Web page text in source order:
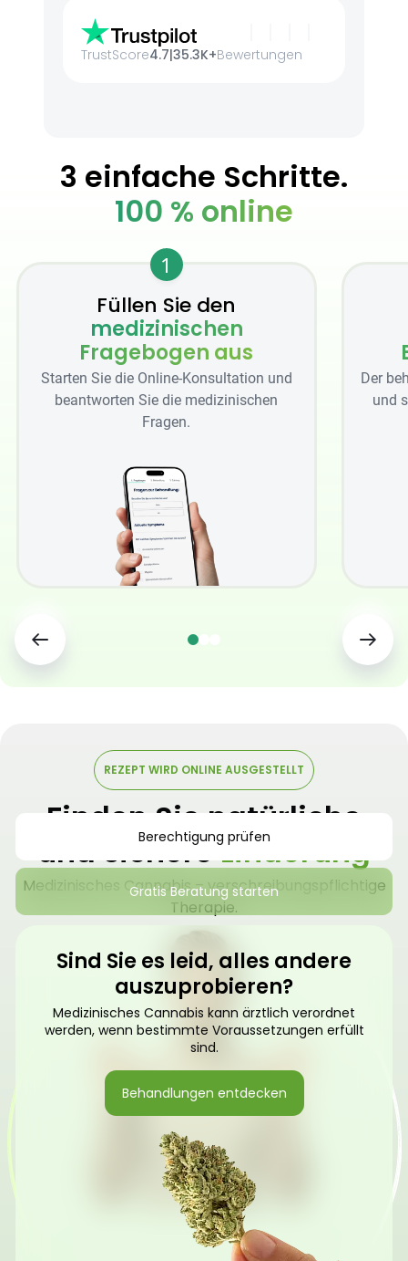
TrustScore4.7|35.3K+Bewertungen
3 einfache Schritte.
100 % online
1
Füllen Sie den
medizinischen
Fragebogen aus
Starten Sie die Online-Konsultation und
beantworten Sie die medizinischen
Fragen.
Der
und
REZEPT WIRD ONLINE AUSGESTELLT
Finden Sie natürliche
und sichereLinderung
Medizinisches Cannabis – verschreibungspflichtige
Therapie.
Berechtigung prüfen
Gratis Beratung starten
Sind Sie es leid, alles andere
auszuprobieren?
Medizinisches Cannabis kann ärztlich verordnet
werden, wenn bestimmte Voraussetzungen erfüllt
sind.
Behandlungen entdecken